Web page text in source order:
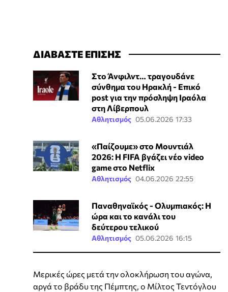
ΔΙΑΒΑΣΤΕ ΕΠΙΣΗΣ
Στο Άνφιλντ… τραγουδάνε
σύνθημα του Ηρακλή - Επικό
post για την πρόσληψη Ιραόλα
στη Λίβερπουλ
Αθλητισμός 05.06.2026 17:33
«Παίζουμε» στο Μουντιάλ
2026: Η FIFA βγάζει νέο video
game στο Netflix
Αθλητισμός 04.06.2026 22:55
Παναθηναϊκός - Ολυμπιακός: Η
ώρα και το κανάλι του
δεύτερου τελικού
Αθλητισμός 05.06.2026 16:15
Μερικές ώρες μετά την ολοκλήρωση του αγώνα,
αργά το βράδυ της Πέμπτης, ο Μίλτος Τεντόγλου